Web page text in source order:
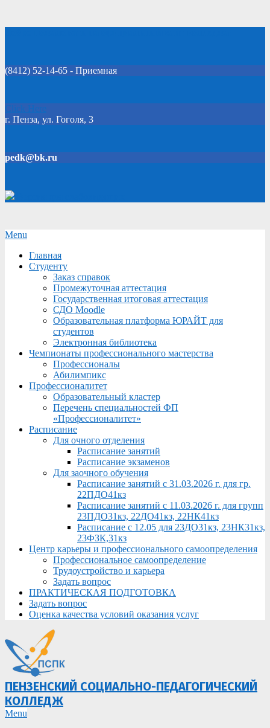
(8412) 52-14-65 - Приемная
Click Here
г. Пенза, ул. Гоголя, 3
pedk@bk.ru
Secondary
Menu
Menu
Главная
Студенту
Заказ справок
Промежуточная аттестация
Государственная итоговая аттестация
СДО Moodle
Образовательная платформа ЮРАЙТ для
студентов
Электронная библиотека
Чемпионаты профессионального мастерства
Профессионалы
Абилимпикс
Профессионалитет
Образовательный кластер
Перечень специальностей ФП
«Профессионалитет»
Расписание
Для очного отделения
Расписание занятий
Расписание экзаменов
Для заочного обучения
Расписание занятий с 31.03.2026 г. для гр.
22ПДО41кз
Расписание занятий с 11.03.2026 г. для групп
23ПДО31кз, 22ДО41кз, 22НК41кз
Расписание с 12.05 для 23ДО31кз, 23НК31кз,
23ФЗК,31кз
Центр карьеры и профессионального самоопределения
Профессиональное самоопределение
Трудоустройство и карьера
Задать вопрос
ПРАКТИЧЕСКАЯ ПОДГОТОВКА
Задать вопрос
Оценка качества условий оказания услуг
ПЕНЗЕНСКИЙ СОЦИАЛЬНО-ПЕДАГОГИЧЕСКИЙ
КОЛЛЕДЖ
Primary
Menu